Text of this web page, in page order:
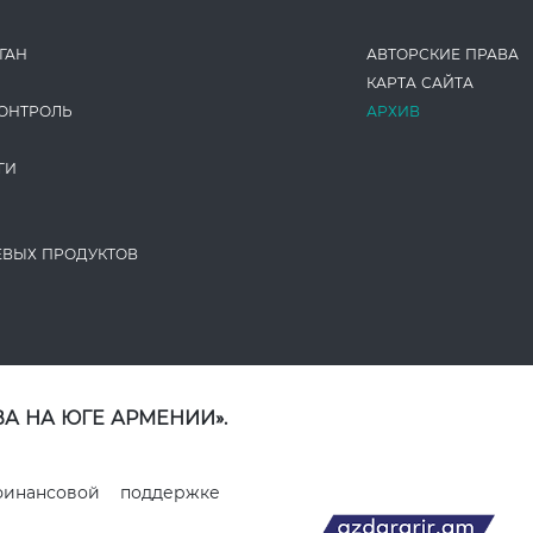
ПРОДУКТОВ
АВТОРСКИЕ ПРАВА
КАРТА САЙТА
АРХИВ
НА ЮГЕ АРМЕНИИ».
поддержке